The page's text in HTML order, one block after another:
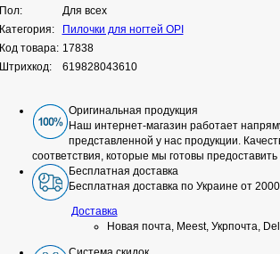
Пол:
Для всех
Категория:
Пилочки для ногтей OPI
Код товара: 17838
Штрихкод:
619828043610
Оригинальная продукция
Наш интернет-магазин работает
представленной у нас продукции.
соответствия, которые мы готовы
Бесплатная доставка
Бесплатная доставка по Украине от 2000
Доставка
Новая почта, Meest, Укрпочта,